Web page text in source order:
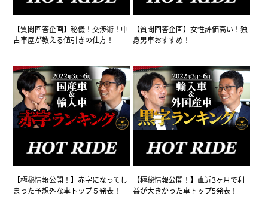
【質問回答企画】秘儀！交渉術！中
古車屋が教える値引きの仕方！
【質問回答企画】女性評価高い！独
身男車おすすめ！
【極秘情報公開！】赤字になってし
まった予想外な車トップ５発表！
【極秘情報公開！】直近3ヶ月で利
益が大きかった車トップ5発表！